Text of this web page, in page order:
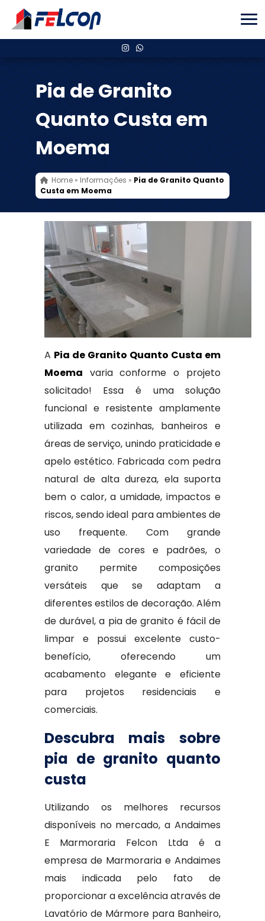
Pia de Granito
Quanto Custa em
Moema
Home» Informações » Pia de Granito Quanto
Custa em Moema
A Pia de Granito Quanto Custa em
Moema varia conforme o projeto
solicitado! Essa é uma solução
funcional e resistente amplamente
utilizada em cozinhas, banheiros e
áreas de serviço, unindo praticidade e
apelo estético. Fabricada com pedra
natural de alta dureza, ela suporta
bem o calor, a umidade, impactos e
riscos, sendo ideal para ambientes de
uso frequente. Com grande
variedade de cores e padrões, o
granito permite composições
versáteis que se adaptam a
diferentes estilos de decoração. Além
de durável, a pia de granito é fácil de
limpar e possui excelente custo-
benefício, oferecendo um
acabamento elegante e eficiente
para projetos residenciais e
comerciais.
Descubra mais sobre
pia de granito quanto
custa
Utilizando os melhores recursos
disponíveis no mercado, a Andaimes
E Marmoraria Felcon Ltda é a
empresa de Marmoraria e Andaimes
mais indicada pelo fato de
proporcionar a excelência através de
Lavatório de Mármore para Banheiro,